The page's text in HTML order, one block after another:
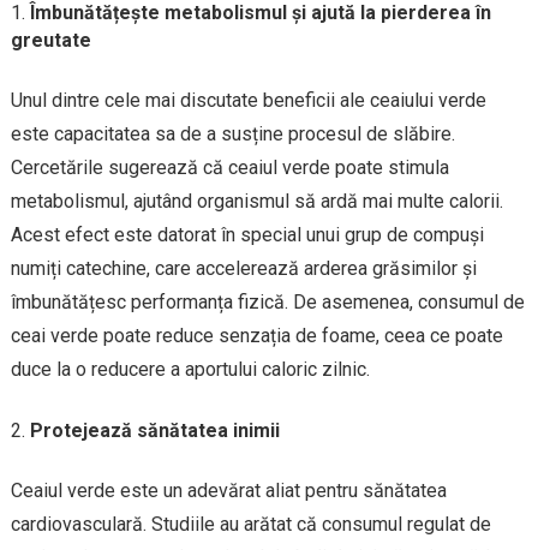
Îmbunătățește metabolismul și ajută la pierderea în
greutate
Unul dintre cele mai discutate beneficii ale ceaiului verde
este capacitatea sa de a susține procesul de slăbire.
Cercetările sugerează că ceaiul verde poate stimula
metabolismul, ajutând organismul să ardă mai multe calorii.
Acest efect este datorat în special unui grup de compuși
numiți catechine, care accelerează arderea grăsimilor și
îmbunătățesc performanța fizică. De asemenea, consumul de
ceai verde poate reduce senzația de foame, ceea ce poate
duce la o reducere a aportului caloric zilnic.
Protejează sănătatea inimii
Ceaiul verde este un adevărat aliat pentru sănătatea
cardiovasculară. Studiile au arătat că consumul regulat de